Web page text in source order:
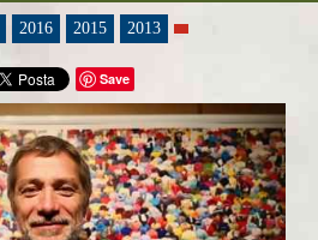
2016 2015 2013
Save